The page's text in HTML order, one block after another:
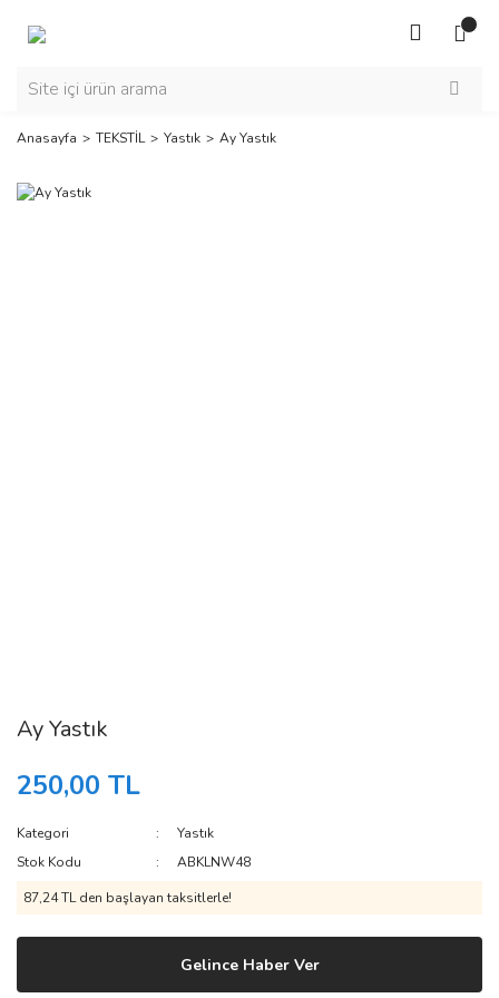
Anasayfa TEKSTİL Yastık Ay Yastık
Ay Yastık
250,00 TL
Kategori
Yastık
Stok Kodu
ABKLNW48
87,24 TL den başlayan taksitlerle!
Gelince Haber Ver